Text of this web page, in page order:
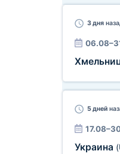
3 дня
5 дней
Украина